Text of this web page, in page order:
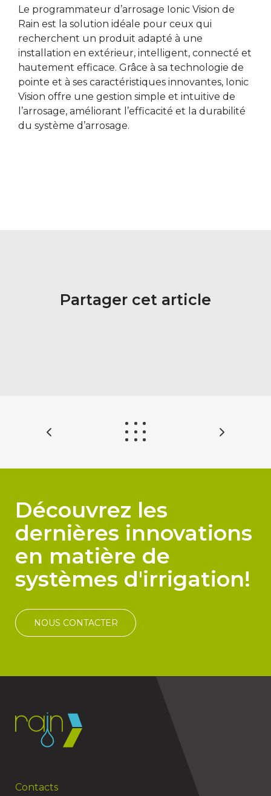
Le programmateur d’arrosage Ionic Vision de
Rain est la solution idéale pour ceux qui
recherchent un produit adapté à une
installation en extérieur, intelligent, connecté et
hautement efficace. Grâce à sa technologie de
pointe et à ses caractéristiques innovantes, Ionic
Vision offre une gestion simple et intuitive de
l’arrosage, améliorant l’efficacité et la durabilité
du système d’arrosage.
Partager cet article
Découvrez les
dernières innovations
en matière de
systèmes d'irrigation!
NOUS CONTACTER
Contacts